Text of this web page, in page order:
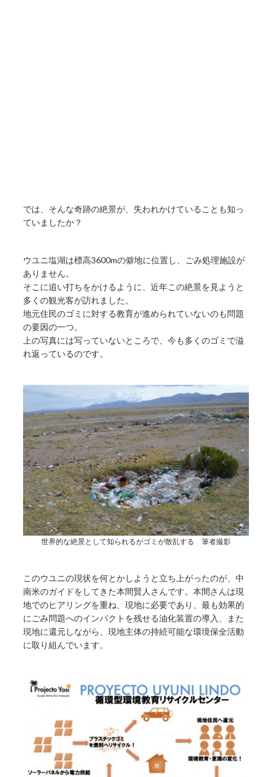
では、そんな奇跡の絶景が、失われかけていることも知っ
ていましたか？
ウユニ塩湖は標高3600mの僻地に位置し、ごみ処理施設が
ありません。
そこに追い打ちをかけるように、近年この絶景を見ようと
多くの観光客が訪れました。
地元住民のゴミに対する教育が進められていないのも問題
の要因の一つ。
上の写真には写っていないところで、今も多くのゴミで溢
れ返っているのです。
世界的な絶景として知られるがゴミが散乱する 筆者撮影
このウユニの現状を何とかしようと立ち上がったのが、中
南米のガイドをしてきた本間賢人さんです。本間さんは現
地でのヒアリングを重ね、現地に必要であり、最も効果的
にごみ問題へのインパクトを残せる油化装置の導入、また
現地に還元しながら、現地主体の持続可能な環境保全活動
に取り組んでいます。